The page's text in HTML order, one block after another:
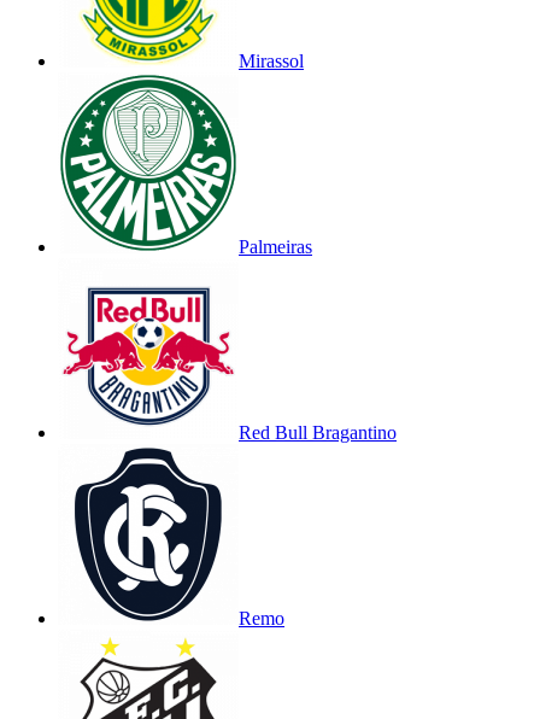
Mirassol
Palmeiras
Red Bull Bragantino
Remo